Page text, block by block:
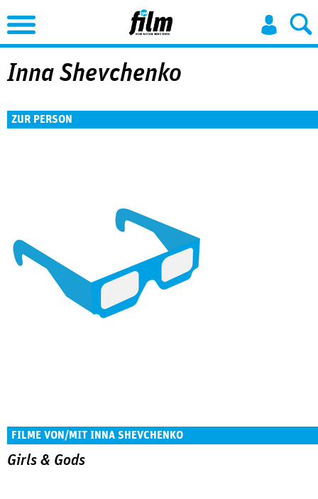
Jump to Navigation
Inna Shevchenko
ZUR PERSON
FILME VON/MIT INNA SHEVCHENKO
Girls & Gods